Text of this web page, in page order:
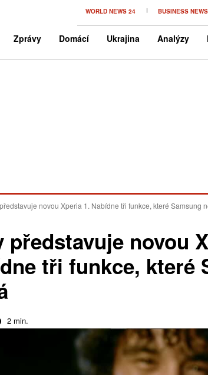
WORLD NEWS 24 BUSINESS
Zprávy Domácí Ukrajina Analýzy
novou Xperia 1. Nabídne tři funkce, které Samsung
představuje novou
tři funkce, které
2min.